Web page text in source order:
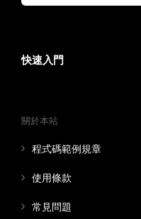
快速入門
關於本站
程式碼範例規章
使用條款
常見問題